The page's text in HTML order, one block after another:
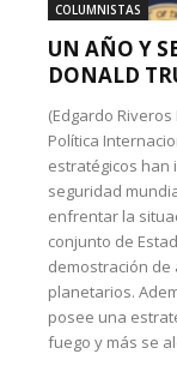
COLUMNISTAS
UN AÑO Y
DONALD
(Edgardo
Política
estratégicos han
seguridad
enfrentar la
conjunto de
demostración de
planetarios.
posee una
fuego y más se